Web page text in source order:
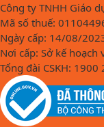
Công ty TNHH Giáo
Mã số thuế:
Ngày cấp: 14/08/
Nơi cấp: Sở kế
Tổng đài CSKH: 1900